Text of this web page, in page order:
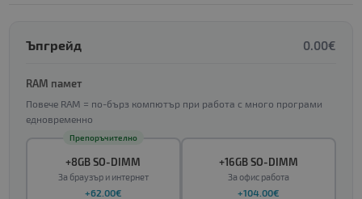
Ъпгрейд 0.00€
RAM памет
Повече RAM = по-бърз компютър при работа с много програми
едновременно
+8GB SO-DIMM
За браузър и интернет
+62.00€
Препоръчително
+16GB SO-DIMM
За офис работа
+104.00€